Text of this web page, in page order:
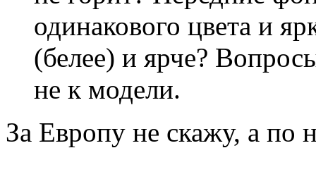
одинакового цвета и
(белее) и ярче?
не к модели.
За Европу не скажу, а по